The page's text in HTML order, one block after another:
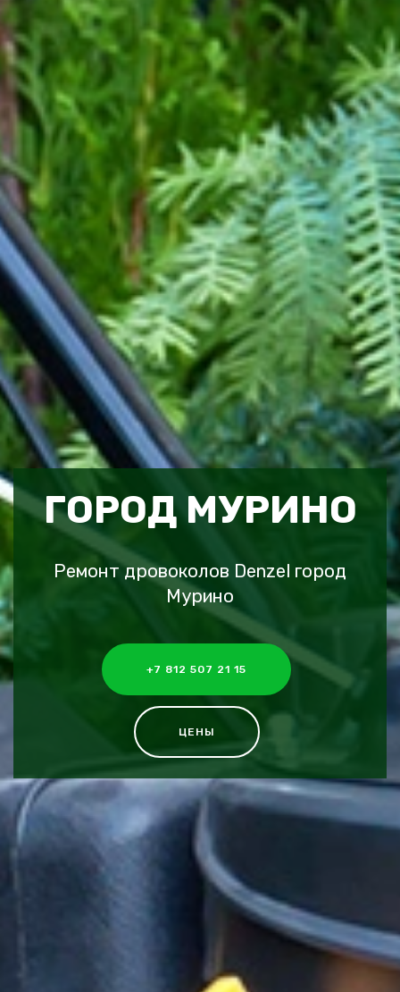
ГОРОД МУРИНО
Ремонт дровоколов Denzel город
Мурино
+7 812 507 21 15
ЦЕНЫ